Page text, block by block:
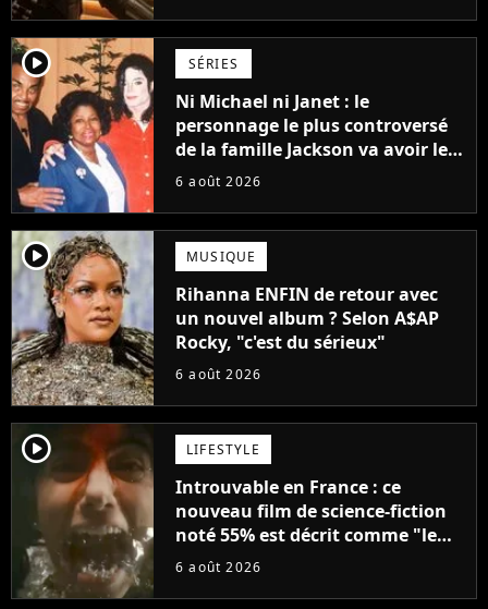
player2 SÉRIES
Ni Michael ni Janet : le
personnage le plus controversé
de la famille Jackson va avoir le
droit à sa propre série
6 août 2026
player2 MUSIQUE
Rihanna ENFIN de retour avec
un nouvel album ? Selon A$AP
Rocky, "c'est du sérieux"
6 août 2026
player2 LIFESTYLE
Introuvable en France : ce
nouveau film de science-fiction
noté 55% est décrit comme "le
plus stupide de l'année"
6 août 2026